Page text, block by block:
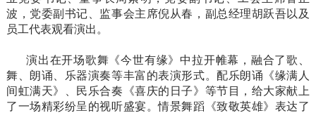
波，党委副书记、监事会主席倪从春，副总经理胡跃吾以及
员工代表观看演出。
演出在开场歌舞《今世有缘》中拉开帷幕，融合了歌、
舞、朗诵、乐器演奏等丰富的表演形式。配乐朗诵《缘满人
间虹满天》、民乐合奏《喜庆的日子》等节目，给大家献上
了一场精彩纷呈的视听盛宴。情景舞蹈《致敬英雄》表达了